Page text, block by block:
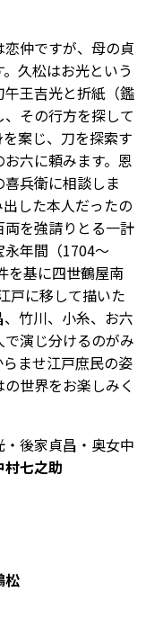
仲ですが、母の貞
久松はお光という
王吉光と折紙（鑑
その行方を探して
案じ、刀を探索す
六に頼みます。恩
兵衛に相談しま
した本人だったの
を強請りとる一計
年間（1704～
を基に四世鶴屋南
戸に移して描いた
竹川、小糸、お六
演じ分けるのがみ
ませ江戸庶民の姿
世界をお楽しみく
後家貞昌・奥女中
村七之助
松